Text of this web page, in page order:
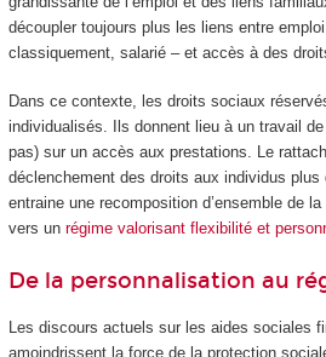
découpler toujours plus les liens entre
classiquement, salarié – et accès à des
Dans ce contexte, les droits sociaux
individualisés. Ils donnent lieu à un travail
pas) sur un accès aux prestations. Le
déclenchement des droits aux individus plus
entraine une recomposition d’ensemble de
vers un régime valorisant flexibilité et
De la personnalisation au
Les discours actuels sur les aides sociales
amoindrissent la force de la protection